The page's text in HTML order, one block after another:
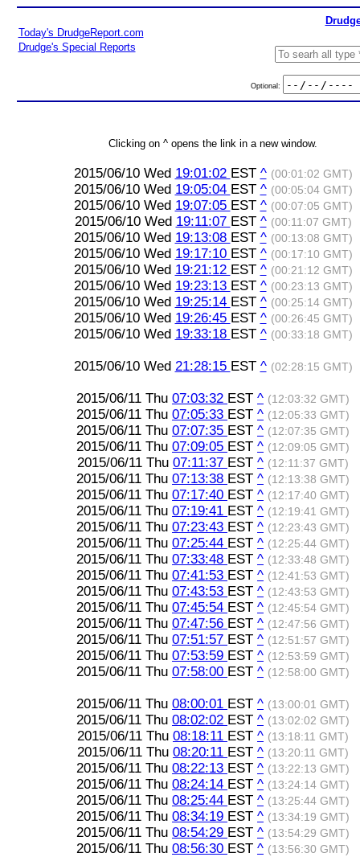
Today's DrudgeReport.com
Drudge's Special Reports
Optional:
Clicking on ^ opens the link in a new window.
2015/06/10 Wed 19:01:02 EST ^ (00:01:02 GMT)
2015/06/10 Wed 19:05:04 EST ^ (00:05:04 GMT)
2015/06/10 Wed 19:07:05 EST ^ (00:07:05 GMT)
2015/06/10 Wed 19:11:07 EST ^ (00:11:07 GMT)
2015/06/10 Wed 19:13:08 EST ^ (00:13:08 GMT)
2015/06/10 Wed 19:17:10 EST ^ (00:17:10 GMT)
2015/06/10 Wed 19:21:12 EST ^ (00:21:12 GMT)
2015/06/10 Wed 19:23:13 EST ^ (00:23:13 GMT)
2015/06/10 Wed 19:25:14 EST ^ (00:25:14 GMT)
2015/06/10 Wed 19:26:45 EST ^ (00:26:45 GMT)
2015/06/10 Wed 19:33:18 EST ^ (00:33:18 GMT)
2015/06/10 Wed 21:28:15 EST ^ (02:28:15 GMT)
2015/06/11 Thu 07:03:32 EST ^ (12:03:32 GMT)
2015/06/11 Thu 07:05:33 EST ^ (12:05:33 GMT)
2015/06/11 Thu 07:07:35 EST ^ (12:07:35 GMT)
2015/06/11 Thu 07:09:05 EST ^ (12:09:05 GMT)
2015/06/11 Thu 07:11:37 EST ^ (12:11:37 GMT)
2015/06/11 Thu 07:13:38 EST ^ (12:13:38 GMT)
2015/06/11 Thu 07:17:40 EST ^ (12:17:40 GMT)
2015/06/11 Thu 07:19:41 EST ^ (12:19:41 GMT)
2015/06/11 Thu 07:23:43 EST ^ (12:23:43 GMT)
2015/06/11 Thu 07:25:44 EST ^ (12:25:44 GMT)
2015/06/11 Thu 07:33:48 EST ^ (12:33:48 GMT)
2015/06/11 Thu 07:41:53 EST ^ (12:41:53 GMT)
2015/06/11 Thu 07:43:53 EST ^ (12:43:53 GMT)
2015/06/11 Thu 07:45:54 EST ^ (12:45:54 GMT)
2015/06/11 Thu 07:47:56 EST ^ (12:47:56 GMT)
2015/06/11 Thu 07:51:57 EST ^ (12:51:57 GMT)
2015/06/11 Thu 07:53:59 EST ^ (12:53:59 GMT)
2015/06/11 Thu 07:58:00 EST ^ (12:58:00 GMT)
2015/06/11 Thu 08:00:01 EST ^ (13:00:01 GMT)
2015/06/11 Thu 08:02:02 EST ^ (13:02:02 GMT)
2015/06/11 Thu 08:18:11 EST ^ (13:18:11 GMT)
2015/06/11 Thu 08:20:11 EST ^ (13:20:11 GMT)
2015/06/11 Thu 08:22:13 EST ^ (13:22:13 GMT)
2015/06/11 Thu 08:24:14 EST ^ (13:24:14 GMT)
2015/06/11 Thu 08:25:44 EST ^ (13:25:44 GMT)
2015/06/11 Thu 08:34:19 EST ^ (13:34:19 GMT)
2015/06/11 Thu 08:54:29 EST ^ (13:54:29 GMT)
2015/06/11 Thu 08:56:30 EST ^ (13:56:30 GMT)